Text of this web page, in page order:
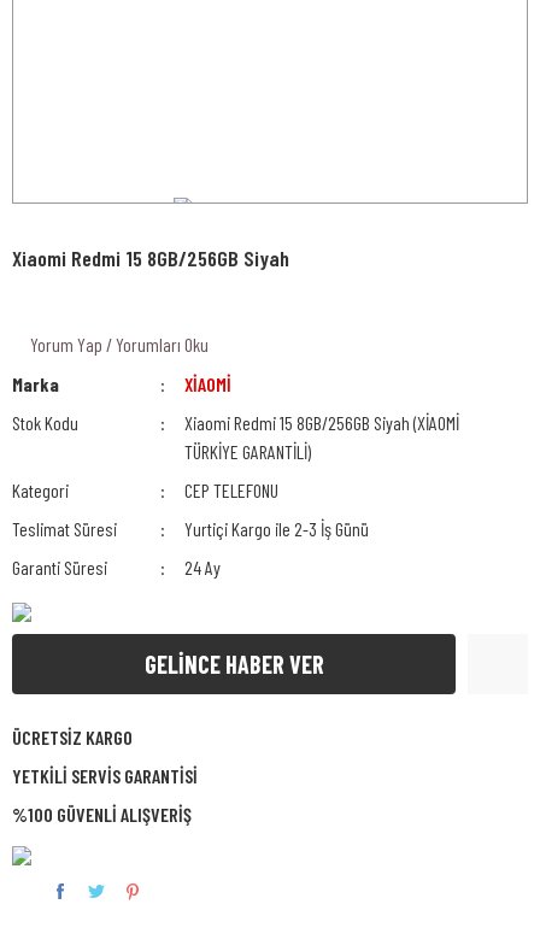
Xiaomi Redmi 15 8GB/256GB Siyah
Yorum Yap / Yorumları Oku
Marka
XİAOMİ
Stok Kodu
Xiaomi Redmi 15 8GB/256GB Siyah (XİAOMİ
TÜRKİYE GARANTİLİ)
Kategori
CEP TELEFONU
Teslimat Süresi
Yurtiçi Kargo ile 2-3 İş Günü
Garanti Süresi
24 Ay
GELİNCE HABER VER
ÜCRETSİZ KARGO
YETKİLİ SERVİS GARANTİSİ
%100 GÜVENLİ ALIŞVERİŞ